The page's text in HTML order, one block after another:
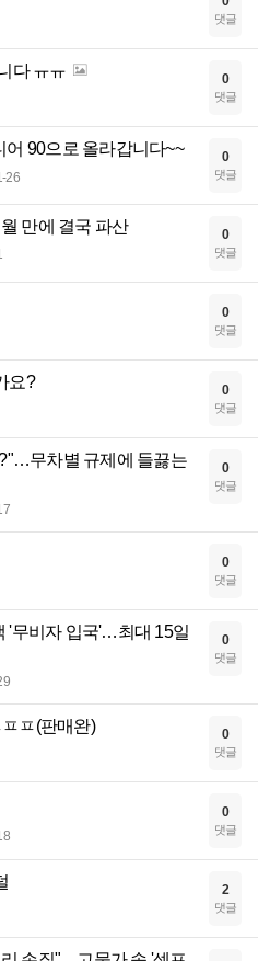
댓글
다 ㅠㅠ 0
댓글
어 90으로 올라갑니다~~
26
0
댓글
만에 결국 파산 0
댓글
0
댓글
요? 0
댓글
무차별 규제에 들끓는
0
댓글
0
댓글
'무비자 입국'…최대 15일
0
댓글
ㅍ(판매완) 0
댓글
0
댓글
2
댓글